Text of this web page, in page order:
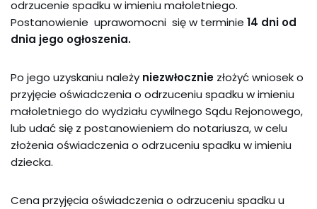
odrzucenie spadku w imieniu małoletniego.
Postanowienie uprawomocni się w terminie 14 dni od
dnia jego ogłoszenia.
Po jego uzyskaniu należy niezwłocznie złożyć wniosek o
przyjęcie oświadczenia o odrzuceniu spadku w imieniu
małoletniego do wydziału cywilnego Sądu Rejonowego,
lub udać się z postanowieniem do notariusza, w celu
złożenia oświadczenia o odrzuceniu spadku w imieniu
dziecka.
Cena przyjęcia oświadczenia o odrzuceniu spadku u